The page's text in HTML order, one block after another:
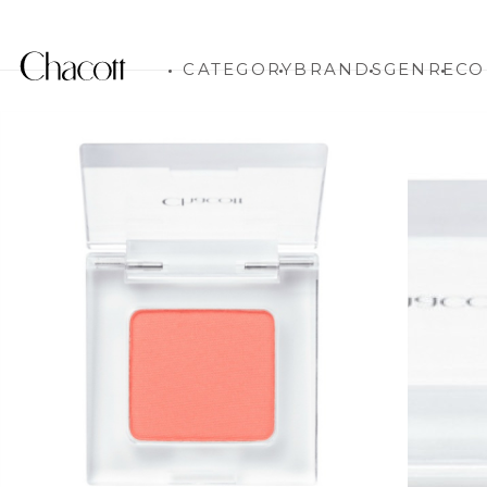
CATEGORYBRANDSGENRE